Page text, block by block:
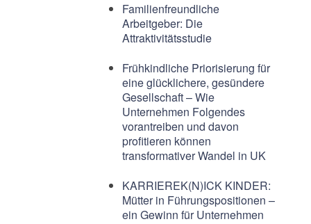
Familienfreundliche
Arbeitgeber: Die
Attraktivitätsstudie
Frühkindliche Priorisierung für
eine glücklichere, gesündere
Gesellschaft – Wie
Unternehmen Folgendes
vorantreiben und davon
profitieren können
transformativer Wandel in UK
KARRIEREK(N)ICK KINDER:
Mütter in Führungspositionen –
ein Gewinn für Unternehmen